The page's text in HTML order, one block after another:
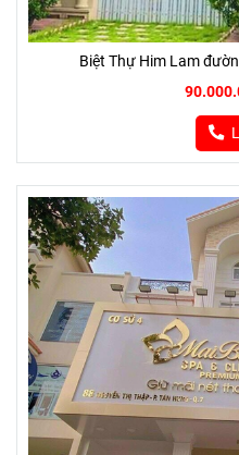
Biệt Thự Him Lam